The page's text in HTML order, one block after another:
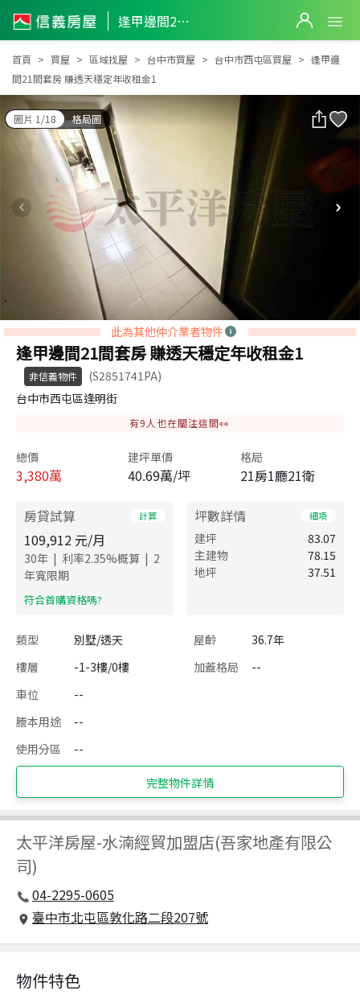
逢甲邊間21間套房 賺透天穩定年收租金1
逢甲邊間21間套房 賺透天穩定年收租金1
首頁 買屋 區域找屋 台中市買屋 台中市西屯區買屋
逢甲邊
間21間套房 賺透天穩定年收租金1
圖片 1/18 格局圖
此為其他仲介業者物件
逢甲邊間21間套房 賺透天穩定年收租金1
非信義物件
(S2851741PA)
台中市西屯區逢明街
有9 人也在關注這間👀
總價
3,380萬
建坪單價
40.69萬/坪
格局
21房1廳21衛
房貸試算 計算
109,912 元/月
30年 | 利率2.35%概算 | 2
年寬限期
​符合首購資格嗎?
坪數詳情 細項
建坪
83.07
主建物
78.15
地坪
37.51
類型 別墅/透天 屋齡
36.7年
樓層
-1-3樓/0樓 加蓋格局
--
車位
--
謄本用途
--
使用分區
--
完整物件詳情
太平洋房屋-水湳經貿加盟店(吾家地產有限公
司)
04-2295-0605
臺中市北屯區敦化路二段207號
物件特色